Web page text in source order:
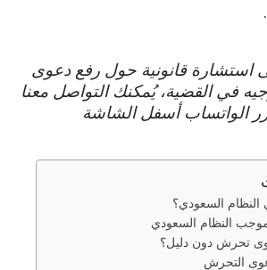
استشارة قانونية حول رفع دعوى
في القضية، يُمكنك التواصل معنا
الواتساب أسفل الشاشة
السعودي؟
النظام السعودي
تحرش دون دليل؟
التحرش